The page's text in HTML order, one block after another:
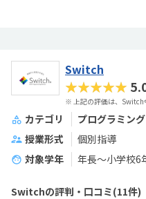
Switch
★★★★★
※ 上記の評価は、Switch
カテゴリ
プログラミン
授業形式
個別指導
対象学年
年長～小学校6
Switchの評判・口コミ(11件)